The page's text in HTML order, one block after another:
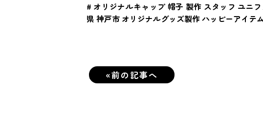
# オリジナルキャップ 帽子 製作 スタッフ ユニ
県 神戸市 オリジナルグッズ製作 ハッピーアイテ
«前の記事へ